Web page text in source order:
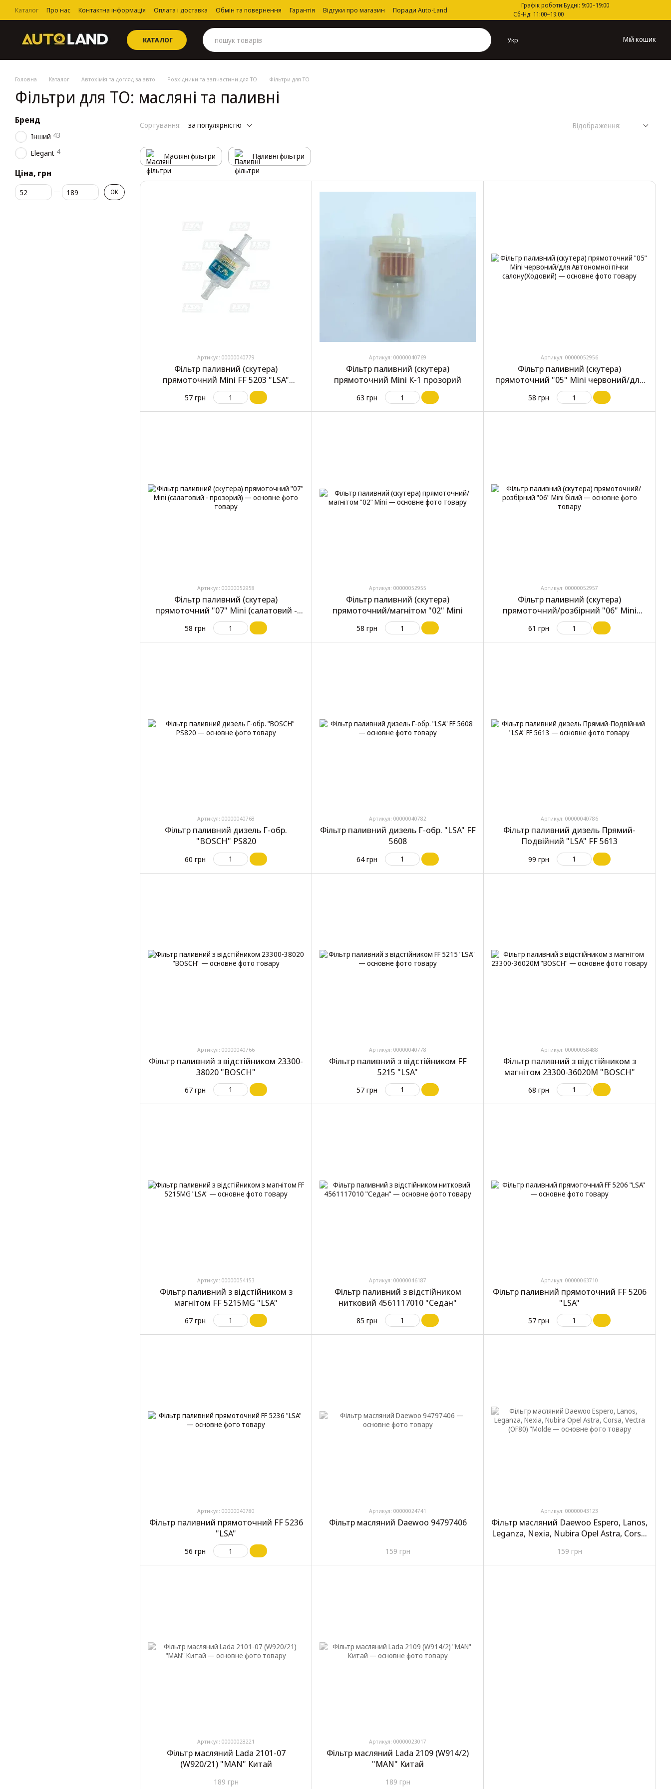
Перейти до основного контенту
Каталог Про нас Контактна інформація Оплата і доставка Обмін та повернення Гарантія Відгуки про магазин
Поради Auto-Land
Угода користувача
Графік роботи:Будні: 9:00–19:00
Сб-Нд: 11:00–19:00
КАТАЛОГ Укр Мій кошик
Головна Каталог Автохімія та догляд за авто Розхідники та запчастини для ТО Фільтри для ТО
Фільтри для ТО: масляні та паливні
Сортування: за популярністю Відображення:
Масляні фільтри Паливні фільтри
Артикул: 00000040779
Фільтр паливний (скутера)
прямоточний Mini FF 5203 "LSA"
Бензин
57 грн
Артикул: 00000040769
Фільтр паливний (скутера)
прямоточний Mini К-1 прозорий
63 грн
Артикул: 00000052956
Фільтр паливний (скутера)
прямоточний "05" Mini червоний/для
Автономної пічки салону(Ходовий)
58 грн
Артикул: 00000052958
Фільтр паливний (скутера)
прямоточний "07" Mini (салатовий -
прозорий)
58 грн
Артикул: 00000052955
Фільтр паливний (скутера)
прямоточний/магнітом "02" Mini
58 грн
Артикул: 00000052957
Фільтр паливний (скутера)
прямоточний/розбірний "06" Mini
білий
61 грн
Артикул: 00000040768
Фільтр паливний дизель Г-обр.
"BOSCH" PS820
60 грн
Артикул: 00000040782
Фільтр паливний дизель Г-обр. "LSA" FF
5608
64 грн
Артикул: 00000040786
Фільтр паливний дизель Прямий-
Подвійний "LSA" FF 5613
99 грн
Артикул: 00000040766
Фільтр паливний з відстійником 23300-
38020 "BOSCH"
67 грн
Артикул: 00000040778
Фільтр паливний з відстійником FF
5215 "LSA"
57 грн
Артикул: 00000058488
Фільтр паливний з відстійником з
магнітом 23300-36020М "BOSCH"
68 грн
Артикул: 00000054153
Фільтр паливний з відстійником з
магнітом FF 5215MG "LSA"
67 грн
Артикул: 00000046187
Фільтр паливний з відстійником
нитковий 4561117010 "Седан"
85 грн
Артикул: 00000063710
Фільтр паливний прямоточний FF 5206
"LSA"
57 грн
Артикул: 00000040780
Фільтр паливний прямоточний FF 5236
"LSA"
56 грн
Артикул: 00000024741
Фільтр масляний Daewoo 94797406
159 грн
Артикул: 00000043123
Фільтр масляний Daewoo Espero, Lanos,
Leganza, Nexia, Nubira Opel Astra, Corsa,
159 грн
Артикул: 00000028221
Фільтр масляний Lada 2101-07
(W920/21) "MAN" Китай
189 грн
Артикул: 00000023017
Фільтр масляний Lada 2109 (W914/2)
"MAN" Китай
189 грн
Бренд
Інший 43
Elegant 4
Ціна, грн
Від Ціна, грн
До Ціна, грн ОК